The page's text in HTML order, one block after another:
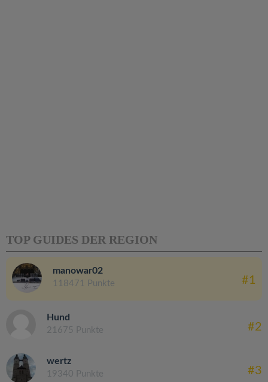
TOP GUIDES DER REGION
manowar02
118471 Punkte #1
Hund
21675 Punkte #2
wertz
19340 Punkte #3